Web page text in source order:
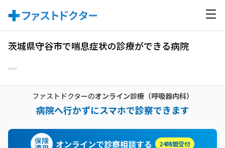
茨城県守谷市で喘息症状の診療ができる病院
ファストドクターのオンライン診療（呼吸器内科）
病院へ行かずにスマホで診察できます
保険 オンラインで診察相談する 24時間受付